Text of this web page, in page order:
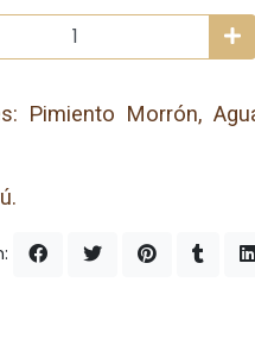
Pimiento Morrón,